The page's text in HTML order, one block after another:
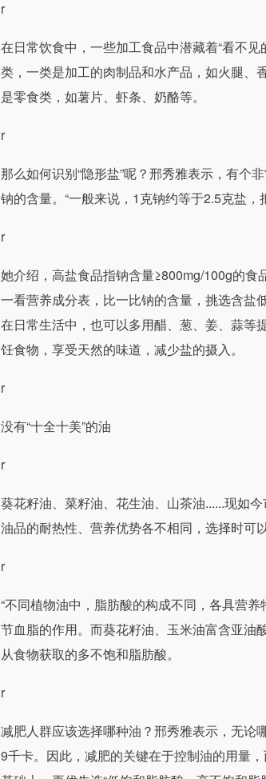
r
在日常饮食中，一些加工食品中潜藏着“看不
类，一类是加工的肉制品和水产品，如火腿、
是零食类，如薯片、虾条、奶酪等。
r
那么如何识别“隐形盐”呢？邢秀雅表示，有个
钠的含量。“一般来说，1克钠约等于2.5克盐
r
她介绍，高盐食品指钠含量≥800mg/100g的食
一看营养成分表，比一比钠的含量，挑选含盐
在日常生活中，也可以多用醋、葱、姜、蒜等
饪食物，享受天然的味道，减少盐的摄入。
r
没有“十全十美”的油
r
葵花籽油、菜籽油、花生油、山茶油......现如
油品的耐热性、营养优势各不相同，选择时可
r
“不同植物油中，脂肪酸的构成不同，各具营
节血脂的作用。而葵花籽油、玉米油富含亚
从食物获取的多不饱和脂肪酸。
r
减肥人群应该选择哪种油？邢秀雅表示，无论
9千卡。因此，减肥的关键在于控制油的用量